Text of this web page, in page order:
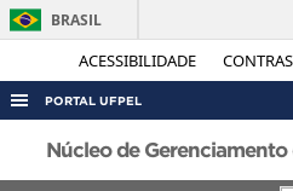
ACESSIBILIDADE
BRASIL
PORTAL UFPEL
ACESSO À INFORMAÇÃO
AUDITORIA
Núcleo de